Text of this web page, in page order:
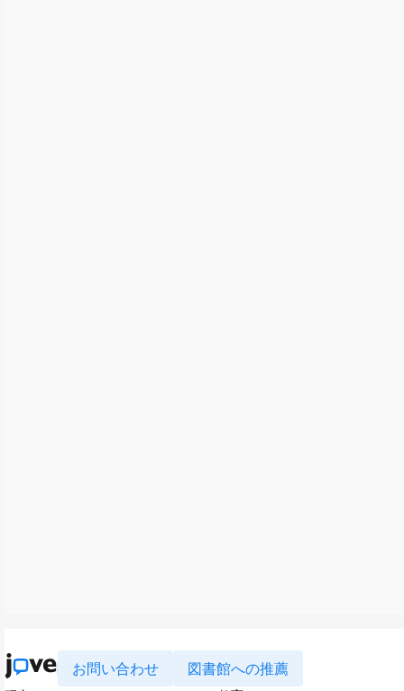
お問い合わせ 図書館への推薦